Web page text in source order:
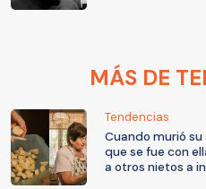
MÁS DE
Tendencias
Cuando murió
que se fue con
a otros nietos a